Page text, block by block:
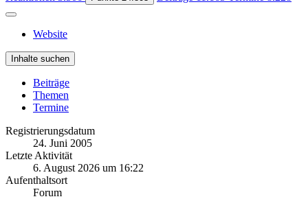
Website
Inhalte suchen
Beiträge
Themen
Termine
Registrierungsdatum
24. Juni 2005
Letzte Aktivität
6. August 2026 um 16:22
Aufenthaltsort
Forum